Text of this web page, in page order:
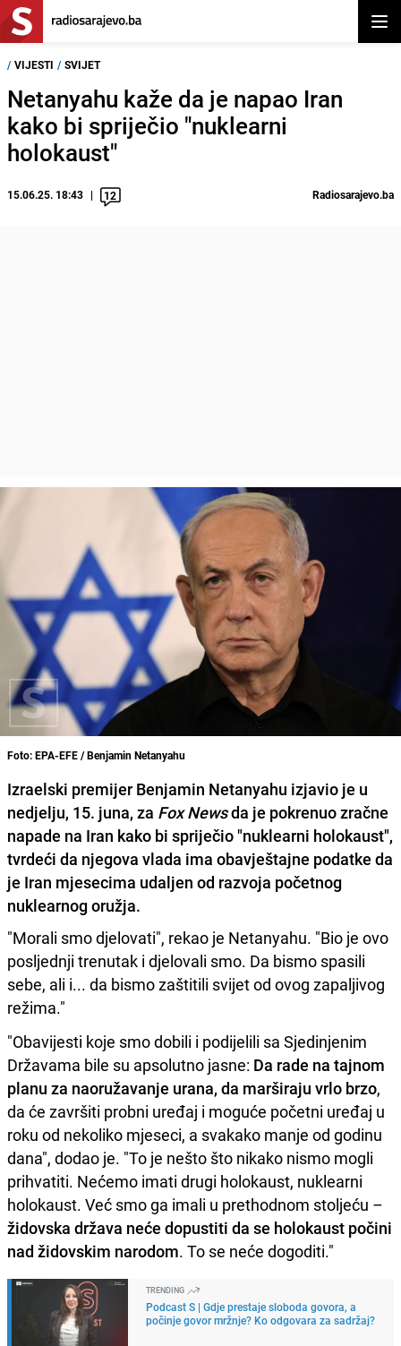
/ VIJESTI / SVIJET
Netanyahu kaže da je napao Iran
kako bi spriječio "nuklearni
holokaust"
15.06.25. 18:43 12 Radiosarajevo.ba
Foto: EPA-EFE / Benjamin Netanyahu
Izraelski premijer Benjamin Netanyahu izjavio je u
nedjelju, 15. juna, za Fox Newsda je pokrenuo zračne
napade na Iran kako bi spriječio "nuklearni holokaust",
tvrdeći da njegova vlada ima obavještajne podatke da
je Iran mjesecima udaljen od razvoja početnog
nuklearnog oružja.
"Morali smo djelovati", rekao je Netanyahu. "Bio je ovo
posljednji trenutak i djelovali smo. Da bismo spasili
sebe, ali i... da bismo zaštitili svijet od ovog zapaljivog
režima."
"Obavijesti koje smo dobili i podijelili sa Sjedinjenim
Državama bile su apsolutno jasne: Da rade na tajnom
planu za naoružavanje urana, da marširaju vrlo brzo,
da će završiti probni uređaj i moguće početni uređaj u
roku od nekoliko mjeseci, a svakako manje od godinu
dana", dodao je. "To je nešto što nikako nismo mogli
prihvatiti. Nećemo imati drugi holokaust, nuklearni
holokaust. Već smo ga imali u prethodnom stoljeću –
židovska država neće dopustiti da se holokaust počini
nad židovskim narodom. To se neće dogoditi."
TRENDING
Podcast S | Gdje prestaje sloboda govora, a
počinje govor mržnje? Ko odgovara za sadržaj?